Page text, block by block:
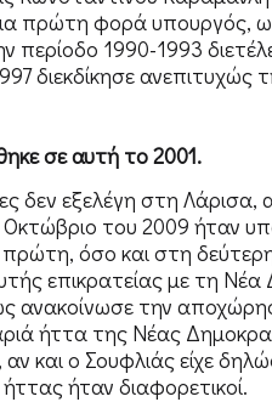
πρώτη φορά υπουργός,
περίοδο 1990-1993
διεκδίκησε ανεπιτυχώς
σε αυτή το 2001.
δεν εξελέγη στη Λάρισα,
του 2009 ήταν
όσο και στη
επικρατείας με τη
ανακοίνωσε την
ήττα της Νέας
αν και ο Σουφλιάς είχε
ήταν διαφορετικοί.